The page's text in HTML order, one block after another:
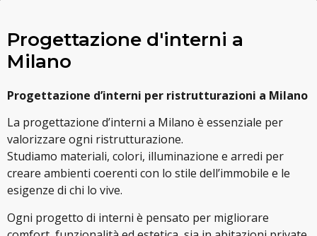
Progettazione d'interni a
Milano
Progettazione d’interni per ristrutturazioni a Milano
La progettazione d’interni a Milano è essenziale per
valorizzare ogni ristrutturazione.
Studiamo materiali, colori, illuminazione e arredi per
creare ambienti coerenti con lo stile dell’immobile e le
esigenze di chi lo vive.
Ogni progetto di interni è pensato per migliorare